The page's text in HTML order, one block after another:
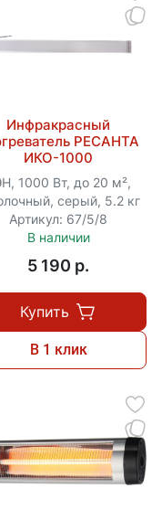
Инфракрасный
РЕСАНТА
ИКО-1000
1000 Вт, до 20 м²,
серый, 5.2 кг
Артикул: 67/5/8
В наличии
5 190 p.
Купить
В 1 клик